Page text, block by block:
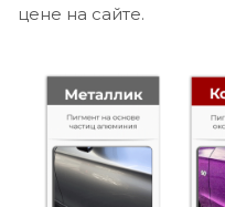
цене на сайте.